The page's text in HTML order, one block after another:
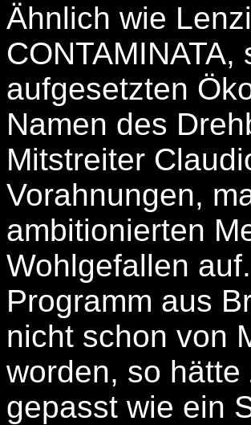
Ähnlich wie
aufgesetzten
Namen des
Mitstreiter
Vorahnungen,
ambitionierten
Wohlgefallen
Programm aus
nicht schon von
worden, so hätte
gepasst wie ein